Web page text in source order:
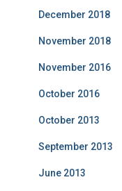
December 2018
November 2018
November 2016
October 2016
October 2013
September 2013
June 2013